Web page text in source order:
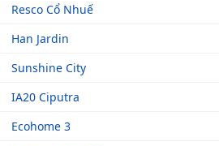
Resco Cổ Nhuế
Han Jardin
Sunshine City
IA20 Ciputra
Ecohome 3